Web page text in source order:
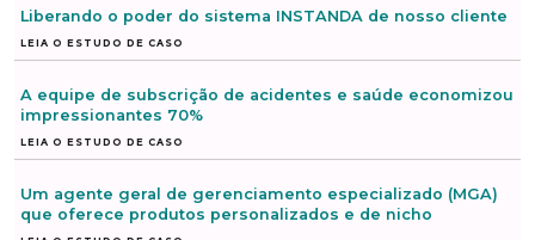
Liberando o poder do sistema INSTANDA de nosso cliente
LEIA O ESTUDO DE CASO
A equipe de subscrição de acidentes e saúde economizou
impressionantes 70%
LEIA O ESTUDO DE CASO
Um agente geral de gerenciamento especializado (MGA)
que oferece produtos personalizados e de nicho